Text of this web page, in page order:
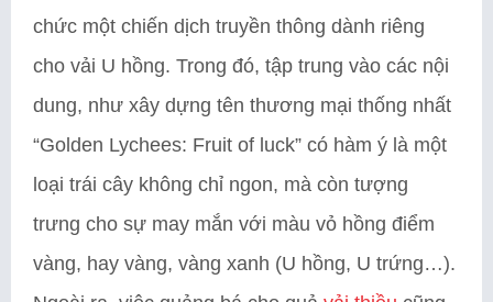
chức một chiến dịch truyền thông dành riêng
cho vải U hồng. Trong đó, tập trung vào các nội
dung, như xây dựng tên thương mại thống nhất
“Golden Lychees: Fruit of luck” có hàm ý là một
loại trái cây không chỉ ngon, mà còn tượng
trưng cho sự may mắn với màu vỏ hồng điểm
vàng, hay vàng, vàng xanh (U hồng, U trứng…).